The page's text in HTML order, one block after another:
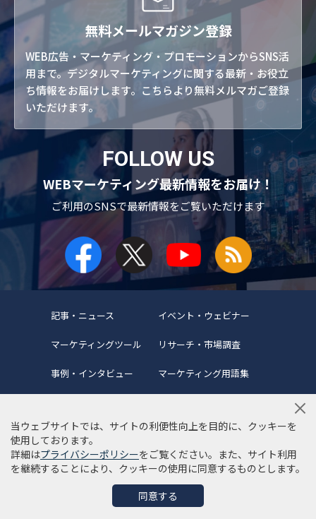
無料メールマガジン登録
WEB広告・マーケティング・プロモーションからSNS活
用まで。デジタルマーケティングに関する最新・お役立
ち情報をお届けします。こちらより無料メルマガご登録
いただけます。
FOLLOW US
WEBマーケティング最新情報をお届け！
ご利用のSNSで最新情報をご覧いただけます
記事・ニュース イベント・ウェビナー
マーケティングツール リサーチ・市場調査
事例・インタビュー マーケティング用語集
当サイトについて 編集ポリシー
サイトマップ
利用規約
個人情報保護方針
©Copyright 2022 SYNCAD .All Rights Reserved.
当ウェブサイトでは、サイトの利便性向上を目的に、クッキーを
使用しております。
詳細はプライバシーポリシーをご覧ください。また、サイト利用
を継続することにより、クッキーの使用に同意するものとします。
同意する